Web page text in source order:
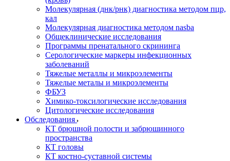
Молекулярная (днк/рнк) диагностика методом пцр,
кал
Молекулярная диагностика методом nasba
Общеклинические исследования
Программы пренатального скрининга
Серологические маркеры инфекционных
заболеваний
Тяжелые металлы и микроэлементы
Тяжелые металы и микроэлементы
ФБУЗ
Химико-токсилогические исследования
Цитологические исследования
Обследования
КТ брюшной полости и забрюшинного
пространства
КТ головы
КТ костно-суставной системы